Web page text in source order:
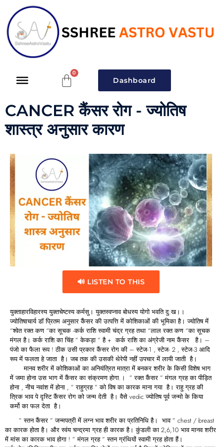
Dashboard
CANCER कैंसर रोग - ज्योतिष
शास्त्र अनुसार कारण
🔊 LISTEN TO THIS
युक्ताहारविहारस्य युक्तचेष्टस्य कर्मसु। युक्तस्वप्नाव बोधस्य योगो भवति दु:ख।।
ज्योतिषाचार्य डॉ प्रितम अनुसार कैंसर की उत्पत्ति में कोशिकाओं की भूमिका है। ज्योतिष में
“श्वेत रक्त कण “का सूचक -कर्क राशि स्वामी चंद्र ग्रह तथा “लाल रक्त कण “का सूचक
मंगल है। कर्क राशि का चिंह ” केकड़ा ” है + कर्क राशि का अंग्रेजी नाम कैंसर है। –
पंजो का फैला रूप ! ठीक उसी प्रकार कैंसर रोग की – स्टेज-1 , स्टेज- 2 , स्टेज-3 आदि
रूप में फलता हे जाता है। जब तक की उसकी थेरेपी नहीं उपचार में लायी जाती है।
मानव शरीर में कोशिकाओं का अनियंत्रित मात्रा में बनकर शरीर के किसी विशेष भाग
में जमा होना उस भाग में कैंसर का संक्रमण होगा.। ” रक्त कैंसर ” मंगल ग्रह का पीड़ित
होना , नीच नवांश में होना , ” राहुग्रह ” को विष का कारक माना गया है। राहु ग्रह की
त्रिक भाव पे दृस्टि कैंसर रोग को जन्म देती है। वैसे vedic ज्योतिष पूर्व जन्मो के किया
कर्मो का फल देता है।
” स्तन कैंसर ” जन्मपत्री में लग्न भाव शरीर का प्रतिनिधि है। भाव ” chest / breast
का कारक होता है। और स्वंय चन्द्रमा ग्रह ही कारक है। कुंडली का 2,6,10 भाव मानव शरीर
में मांस का कारक भाव होगा ! ” मंगल ग्रह ” स्तन ग्रंथियों स्वामी ग्रह होता हैं।